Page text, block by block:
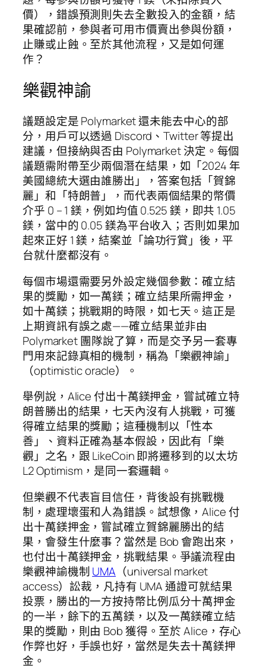
價），錯誤預測則失去全數投入的金額，結
果確認前，參與者可用市價賣出參與份額，
止賺或止蝕。至於其他流程，又是如何運
作？
樂觀神諭
議題設定是 Polymarket 還未能去中心的部
分，用戶可以透過 Discord、Twitter 等提出
建議，但接納與否由 Polymarket 決定。每個
議題需附帶至少兩個潛在結果，如「2024 年
美國總統大選由誰勝出」，答案包括「賀錦
麗」和「特朗普」，而代表兩個結果的幣價
介乎 0 – 1 鎂，例如均值 0.525 鎂，即共 1.05
鎂，當中的 0.05 鎂為平台收入；否則如果加
起來正好 1 鎂，結案並「論功行賞」後，平
台就什麼都沒有。
每個市場還需要另外設定幾個參數：確立結
果的獎勵，如一萬鎂；確立結果所需押金，
如十萬鎂；挑戰期的時限，如七天。這正是
上期資訊有誤之處——確立結果並非由
Polymarket 團隊說了算，而是交予另一套專
門用來記錄真相的機制，稱為「樂觀神諭」
（optimistic oracle）。
舉例說，Alice 付出十萬鎂押金，嘗試確立特
朗普勝出的結果，七天內沒有人挑戰，可獲
得確立結果的獎勵；這種機制以「性本
善」、資料正確為基本假設，因此有「樂
觀」之名，跟 LikeCoin 即將遷移到的以太坊
L2 Optimism，是同一套邏輯。
但樂觀不代表盲目信任，背後設有挑戰機
制，處理壞蛋和人為錯誤。試想像，Alice 付
出十萬鎂押金，嘗試確立賀錦麗勝出的結
果，會發生什麼事？當然是 Bob 會跑出來，
也付出十萬鎂押金，挑戰結果。爭議流程由
樂觀神諭機制UMA （universal market
access）訟裁，凡持有 UMA 通證可就結果
投票，勝出的一方按持幣比例瓜分十萬押金
的一半，餘下的五萬鎂，以及一萬鎂確立結
果的獎勵，則由 Bob 獲得。至於 Alice，存心
作弊也好，手誤也好，當然是失去十萬鎂押
金。